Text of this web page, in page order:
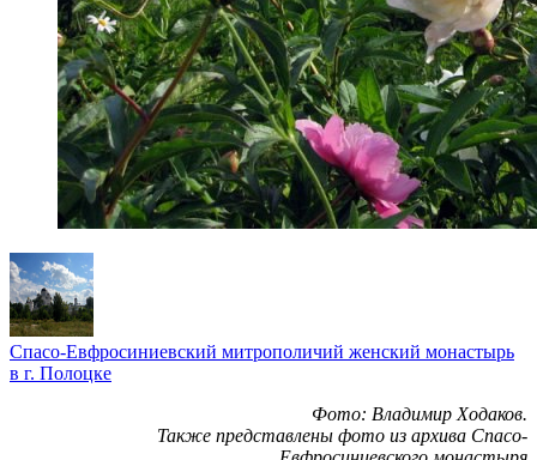
Спасо-Евфросиниевский митрополичий женский монастырь
в г. Полоцке
Фото: Владимир Ходаков.
Также представлены фото из архива Спасо-